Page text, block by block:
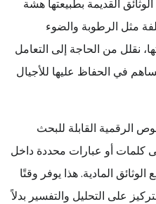
القديمة بطبيعتها هشة
مثل الرطوبة والضوء
نقلل من الحاجة إلى التعامل
في الحفاظ عليها للأجيال
الرقمية القابلة للبحث
كلمات أو عبارات محددة داخل
المادية. هذا يوفر وقتًا
على التحليل والتفسير بدلاً